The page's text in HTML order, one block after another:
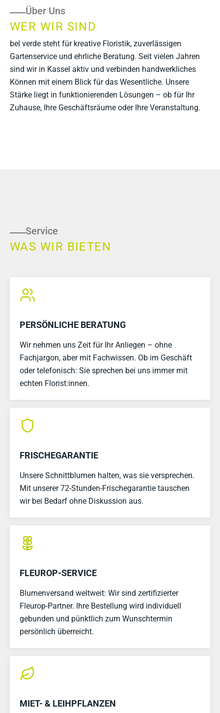
Über Uns
WER WIR SIND
bel verde steht für kreative Floristik, zuverlässigen
Gartenservice und ehrliche Beratung. Seit vielen Jahren
sind wir in Kassel aktiv und verbinden handwerkliches
Können mit einem Blick für das Wesentliche. Unsere
Stärke liegt in funktionierenden Lösungen – ob für Ihr
Zuhause, Ihre Geschäftsräume oder Ihre Veranstaltung.
Service
WAS WIR BIETEN
PERSÖNLICHE BERATUNG
Wir nehmen uns Zeit für Ihr Anliegen – ohne
Fachjargon, aber mit Fachwissen. Ob im Geschäft
oder telefonisch: Sie sprechen bei uns immer mit
echten Florist:innen.
FRISCHEGARANTIE
Unsere Schnittblumen halten, was sie versprechen.
Mit unserer 72-Stunden-Frischegarantie tauschen
wir bei Bedarf ohne Diskussion aus.
FLEUROP-SERVICE
Blumenversand weltweit: Wir sind zertifizierter
Fleurop-Partner. Ihre Bestellung wird individuell
gebunden und pünktlich zum Wunschtermin
persönlich überreicht.
MIET- & LEIHPFLANZEN